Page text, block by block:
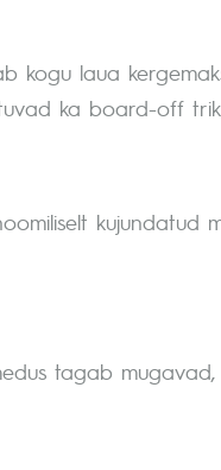
kogu laua
ka board-off
kujundatud
tagab